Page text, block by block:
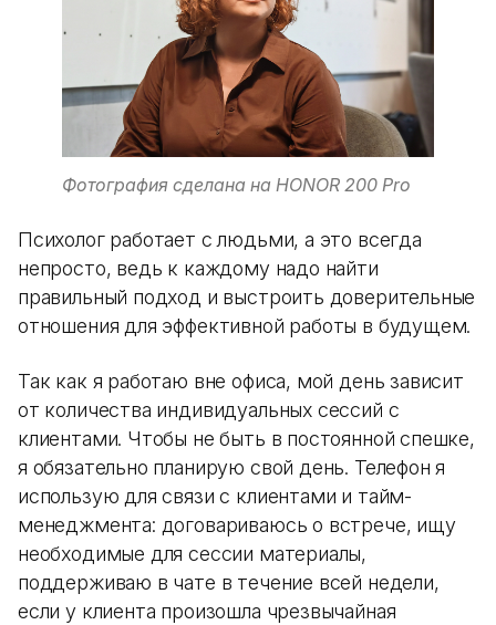
Фотография сделана на HONOR 200 Pro
Психолог работает с людьми, а это всегда
непросто, ведь к каждому надо найти
правильный подход и выстроить доверительные
отношения для эффективной работы в будущем.
Так как я работаю вне офиса, мой день зависит
от количества индивидуальных сессий с
клиентами. Чтобы не быть в постоянной спешке,
я обязательно планирую свой день. Телефон я
использую для связи с клиентами и тайм-
менеджмента: договариваюсь о встрече, ищу
необходимые для сессии материалы,
поддерживаю в чате в течение всей недели,
если у клиента произошла чрезвычайная